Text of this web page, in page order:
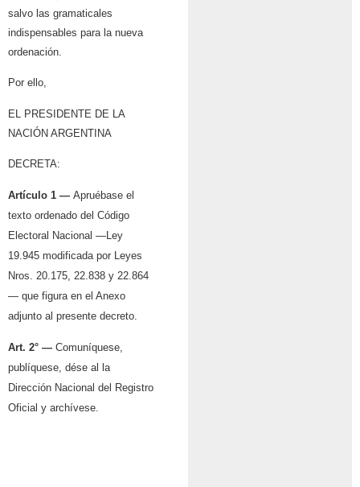
salvo las gramaticales
indispensables para la nueva
ordenación.
Por ello,
EL PRESIDENTE DE LA
NACIÓN ARGENTINA
DECRETA:
Artículo 1 — Apruébase el
texto ordenado del Código
Electoral Nacional —Ley
19.945 modificada por Leyes
Nros. 20.175, 22.838 y 22.864
— que figura en el Anexo
adjunto al presente decreto.
Art. 2° — Comuníquese,
publíquese, dése al la
Dirección Nacional del Registro
Oficial y archívese.